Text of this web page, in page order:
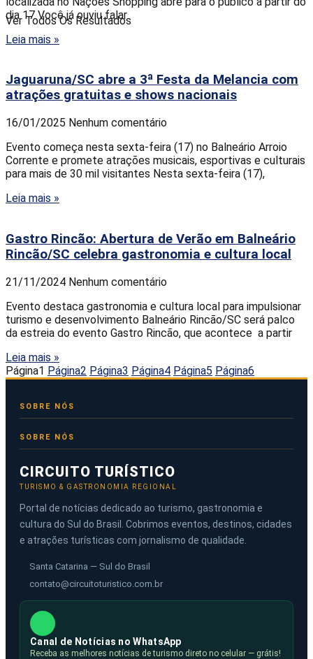
Ver Todos Os Resultados
dia 17 Você já ouviu falar
Leia mais »
Jaguaruna/SC abre a 3ª Festa da Melancia com
atrações gratuitas e shows nacionais
16/01/2025 Nenhum comentário
Evento começa nesta sexta-feira (17) no Balneário Arroio
Corrente e promete atrações musicais, esportivas e culturais
para mais de 30 mil visitantes Nesta sexta-feira (17),
Leia mais »
Gastro Rincão: Abertura de Verão em Balneário
Rincão/SC celebra gastronomia e cultura local
21/11/2024 Nenhum comentário
Evento destaca gastronomia e cultura local para impulsionar
turismo e desenvolvimento Balneário Rincão/SC será palco
da estreia do evento Gastro Rincão, que acontece a partir
Leia mais »
Página1 Página2 Página3 Página4 Página5 Página6
SOBRE NÓS
CIRCUITO TURÍSTICO
TURISMO & GASTRONOMIA REGIONAL
Portal de notícias dedicado ao turismo, gastronomia e
cultura do Sul do Brasil. Cobrimos eventos, destinos, cidades
e atrações turísticas com jornalismo de qualidade.
Santa Catarina — Sul do Brasil
contato@circuitoturistico.com.br
Canal de Notícias no WhatsApp
Receba as melhores notícias de turismo direto no celular — grátis!